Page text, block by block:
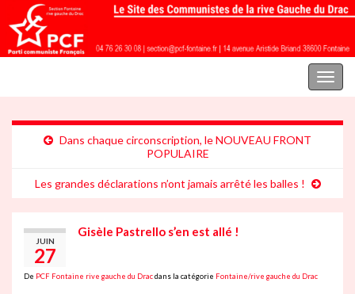
Toggle
Dans chaque circonscription, le NOUVEAU FRONT
POPULAIRE
Les grandes déclarations n’ont jamais arrêté les balles !
JUIN
27
Gisèle Pastrello s’en est allé !
De PCF Fontaine rive gauche du Dracdans la catégorie Fontaine/rive gauche du Drac